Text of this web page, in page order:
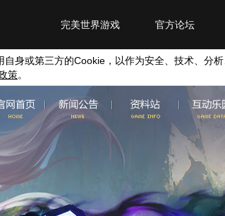
官方论坛
完美世界游戏
自身或第三方的Cookie ，以作为安全、技术、分
策。